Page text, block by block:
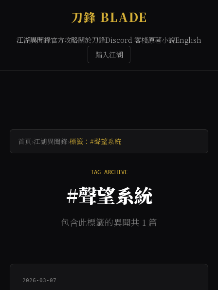
刀鋒 BLADE
江湖異聞錄官方攻略關於刀鋒Discord 客棧原著小說English
踏入江湖
首頁›江湖異聞錄›標籤：#聲望系統
TAG ARCHIVE
#聲望系統
包含此標籤的異聞共 1 篇
2026-03-07